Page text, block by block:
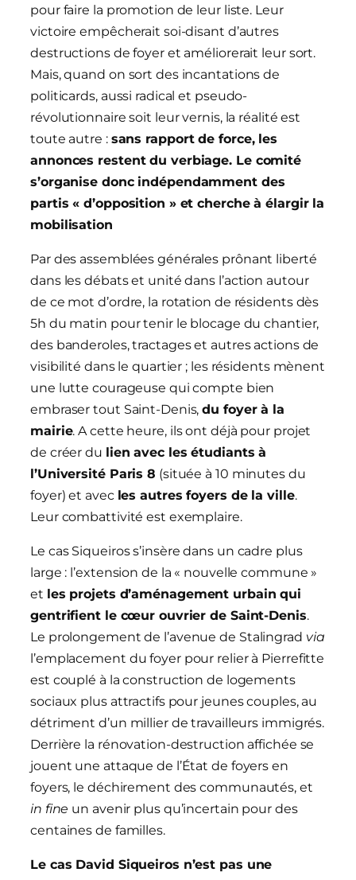
pour faire la promotion de leur liste. Leur
victoire empêcherait soi-disant d’autres
destructions de foyer et améliorerait leur sort.
Mais, quand on sort des incantations de
politicards, aussi radical et pseudo-
révolutionnaire soit leur vernis, la réalité est
toute autre : sans rapport de force, les
annonces restent du verbiage. Le comité
s’organise donc indépendamment des
partis « d’opposition » et cherche à élargir la
mobilisation
Par des assemblées générales prônant liberté
dans les débats et unité dans l’action autour
de ce mot d’ordre, la rotation de résidents dès
5h du matin pour tenir le blocage du chantier,
des banderoles, tractages et autres actions de
visibilité dans le quartier ; les résidents mènent
une lutte courageuse qui compte bien
embraser tout Saint-Denis,du foyer à la
mairie. A cette heure, ils ont déjà pour projet
de créer du lien avec les étudiants à
l’Université Paris 8 (située à 10 minutes du
foyer) et avec les autres foyers de la ville.
Leur combattivité est exemplaire.
Le cas Siqueiros s’insère dans un cadre plus
large : l’extension de la « nouvelle commune »
et les projets d’aménagement urbain qui
gentrifient le cœur ouvrier de Saint-Denis.
Le prolongement de l’avenue de Stalingrad via
l’emplacement du foyer pour relier à Pierrefitte
est couplé à la construction de logements
sociaux plus attractifs pour jeunes couples, au
détriment d’un millier de travailleurs immigrés.
Derrière la rénovation-destruction affichée se
jouent une attaque de l’État de foyers en
foyers, le déchirement des communautés, et
in fine un avenir plus qu’incertain pour des
centaines de familles.
Le cas David Siqueiros n’est pas une